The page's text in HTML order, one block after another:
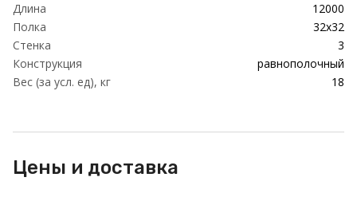
Длина
12000
Полка
32х32
Стенка
3
Конструкция
равнополочный
Вес (за усл. ед), кг
18
Цены и доставка